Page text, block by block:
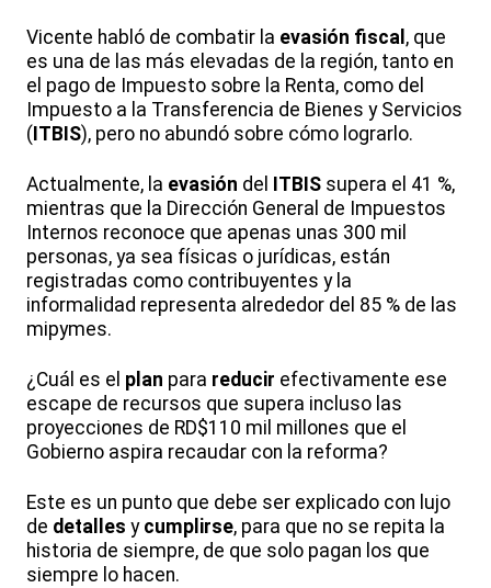
Vicente habló de combatir la evasión fiscal , que
es una de las más elevadas de la región, tanto en
el pago de Impuesto sobre la Renta, como del
Impuesto a la Transferencia de Bienes y Servicios
( ITBIS), pero no abundó sobre cómo lograrlo.
Actualmente, la evasión del ITBIS supera el 41 %,
mientras que la Dirección General de Impuestos
Internos reconoce que apenas unas 300 mil
personas, ya sea físicas o jurídicas, están
registradas como contribuyentes y la
informalidad representa alrededor del 85 % de las
mipymes.
¿Cuál es el plan para reducir efectivamente ese
escape de recursos que supera incluso las
proyecciones de RD$110 mil millones que el
Gobierno aspira recaudar con la reforma?
Este es un punto que debe ser explicado con lujo
de detalles y cumplirse, para que no se repita la
historia de siempre, de que solo pagan los que
siempre lo hacen.